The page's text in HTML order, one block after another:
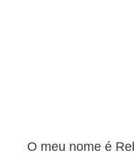
O meu nome é